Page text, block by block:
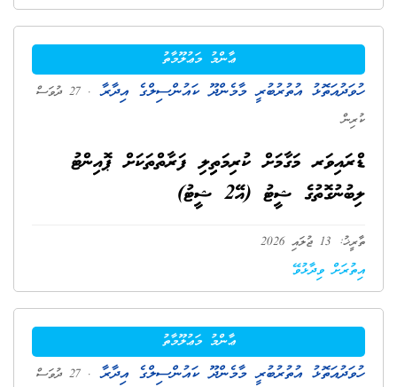
ޢާންމު މަޢުލޫމާތު
ހުވަދުއަތޮޅު އުތުރުބުރީ މާމެންދޫ ކައުންސިލްގެ އިދާރާ
. 27 ދުވަސް
ކުރިން
ޑްރައިވަރ މަގާމަށް ކުރިމަތިިލި ފަރާތްތަކަށް ޕޮއިންޓު
ލިބުނުގޮތުގެ ޝީޓު (އޭ2 ޝީޓު)
ތާރީޚު: 13 ޖުލައި 2026
އިތުރަށް ވިދާޅުވޭ
ޢާންމު މަޢުލޫމާތު
ހުވަދުއަތޮޅު އުތުރުބުރީ މާމެންދޫ ކައުންސިލްގެ އިދާރާ
. 27 ދުވަސް